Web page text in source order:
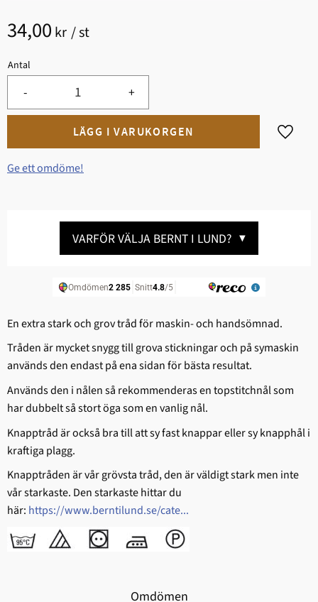
34,00 kr /st
Antal
+
-
Lägg
Ge ett omdöme!
VARFÖR VÄLJA BERNT I LUND? ▼
En extra stark och grov tråd för maskin- och handsömnad.
Tråden är mycket snygg till grova stickningar och på symaskin
används den endast på ena sidan för bästa resultat.
Används den i nålen så rekommenderas en topstitchnål som
har dubbelt så stort öga som en vanlig nål.
Knapptråd är också bra till att sy fast knappar eller sy knapphål i
kraftiga plagg.
Knapptråden är vår grövsta tråd, den är väldigt stark men inte
vår starkaste. Den starkaste hittar du
här: https://www.berntilund.se/cate...
Omdömen